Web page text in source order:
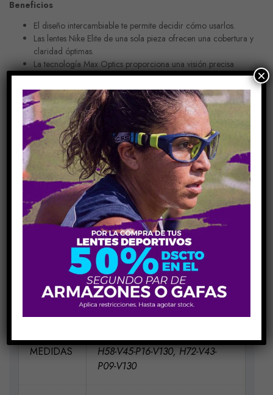
Beneficios
El diseño intercambiable te permite decidir cómo usarlos.
Las lentes Nike Elite de una sola pieza ofrecen una cobertura y
claridad óptimas.
La tecnología Max Optics proporciona una visión precisa
desde todos los ángulos.
Inserte fácilmente lentes recetados con clip.
La almohadilla flotante en la nariz mejora el flujo de aire y
absorbe los impactos.
Elige Un Color Para El Marco De Tus Lentes
Añadir Al Carrito
INFORMACIÓN ADICIONAL
MEDIDAS
H58-V45-P16-V130, H72-V43-
P09-V130
×